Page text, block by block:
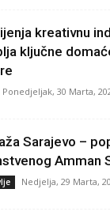
kreativnu
ključne
Ponedjeljak, 30 Marta,
Sarajevo –
Amman
Nedjelja, 29 Marta,